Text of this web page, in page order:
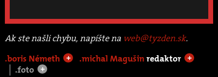
Ak ste našli chybu, napíšte na web@tyzden.sk.
.boris Németh
+ .michal Magušin redaktor +
.foto +